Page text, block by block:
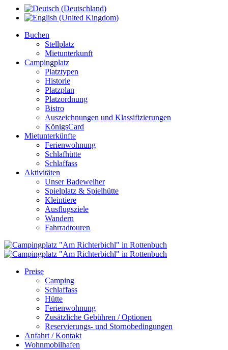
Buchen
Stellplatz
Mietunterkunft
Campingplatz
Platztypen
Historie
Platzplan
Platzordnung
Bistro
Auszeichnungen und Klassifizierungen
KönigsCard
Mietunterkünfte
Ferienwohnung
Schlafhütte
Schlaffass
Aktivitäten
Unser Badeweiher
Spielplatz & Spielhütte
Kleintiere
Ausflugsziele
Wandern
Fahrradtouren
Preise
Camping
Schlaffass
Hütte
Ferienwohnung
Zusätzliche Gebühren / Optionen
Reservierungs- und Stornobedingungen
Anfahrt / Kontakt
Wohnmobilhafen